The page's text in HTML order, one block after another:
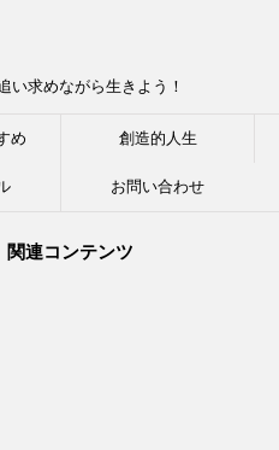
求めながら生きよう！
め 創造的人生
お問い合わせ
関連コンテンツ